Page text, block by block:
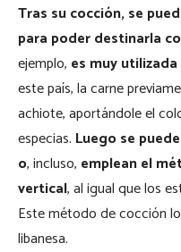
Tras su cocción, se
para poder destinarla
ejemplo, es muy
este país, la carne
achiote, aportándole el
especias. Luego se
o, incluso, emplean el
vertical, al igual que los
Este método de cocción
libanesa.